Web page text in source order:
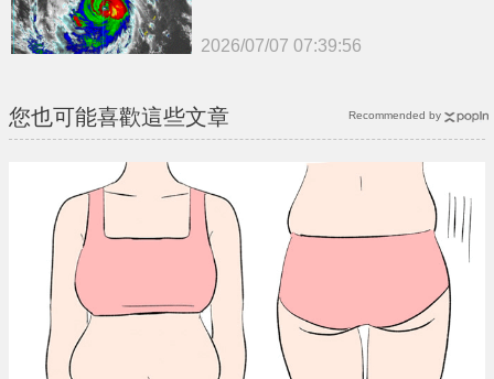
2026/07/07 07:39:56
您也可能喜歡這些文章 Recommended by